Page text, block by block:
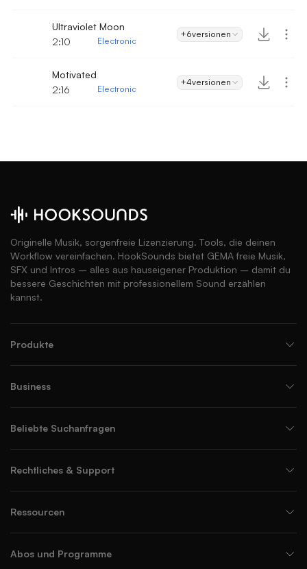
Ultraviolet Moon
2:10
Electronic
+6versionen
Motivated
2:16
Electronic
+4versionen
Originelle Musik, sorgenfreie Lizenzierung. Tools, die deinen
Workflow vereinfachen. HookSounds bietet GEMA freie Musik,
SFX und Intros – alles aus hauseigener Produktion – damit du
bessere Geschichten mit professionellem Sound erzählen
kannst.
Produkte
Business
Beliebte Suchanfragen
Rechtliches & Support
Ressourcen
Abos und Programme